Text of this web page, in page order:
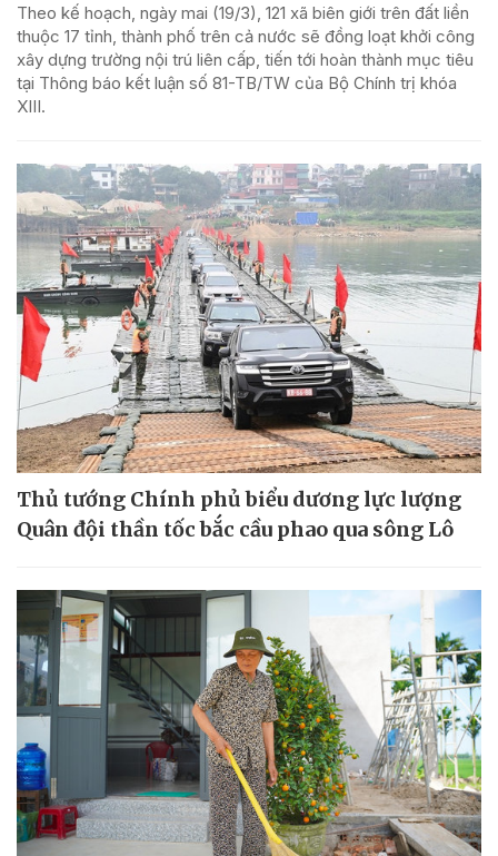
Theo kế hoạch, ngày mai (19/3), 121 xã biên giới trên đất liền
thuộc 17 tỉnh, thành phố trên cả nước sẽ đồng loạt khởi công
xây dựng trường nội trú liên cấp, tiến tới hoàn thành mục tiêu
tại Thông báo kết luận số 81-TB/TW của Bộ Chính trị khóa
XIII.
Thủ tướng Chính phủ biểu dương lực lượng
Quân đội thần tốc bắc cầu phao qua sông Lô